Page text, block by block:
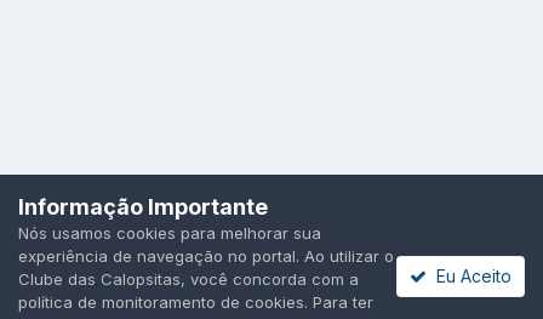
Idioma Política de Privacidade
Todos os direitos reservados.
Powered by Invision Community
Informação Importante
Nós usamos cookies para melhorar sua
experiência de navegação no portal. Ao utilizar o
Clube das Calopsitas, você concorda com a
política de monitoramento de cookies. Para ter
Eu Aceito